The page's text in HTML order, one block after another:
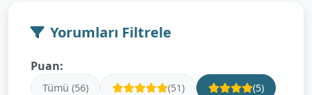
Yorumları Filtrele
Puan:
Tümü (56) (51) (5)